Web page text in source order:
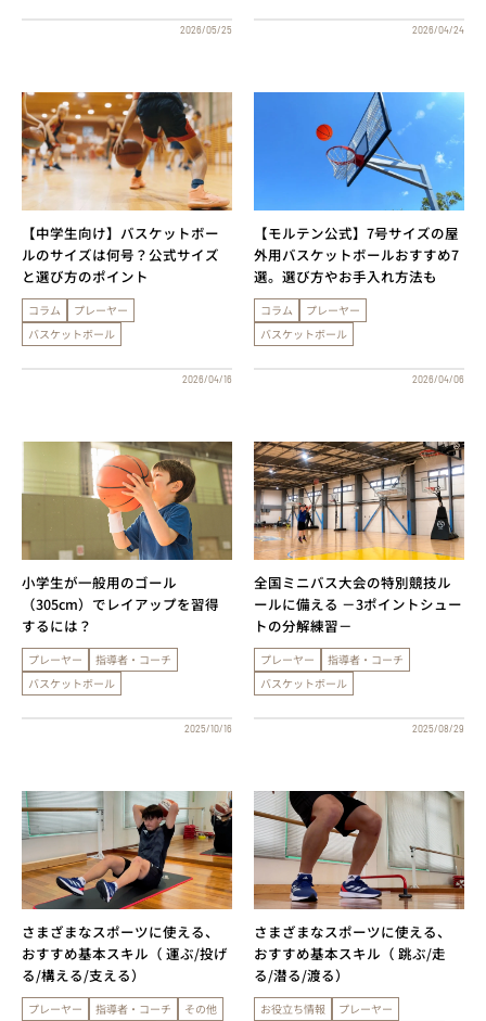
2026/05/25 2026/04/24
【中学生向け】バスケットボー
ルのサイズは何号？公式サイズ
と選び方のポイント
コラム
プレーヤー
バスケットボール
2026/04/16
【モルテン公式】7号サイズの屋
外用バスケットボールおすすめ7
選。選び方やお手入れ方法も
コラム
プレーヤー
バスケットボール
2026/04/06
小学生が一般用のゴール
（305cm）でレイアップを習得
するには？
プレーヤー
指導者・コーチ
バスケットボール
2025/10/16
全国ミニバス大会の特別競技ル
ールに備える －3ポイントシュー
トの分解練習－
プレーヤー
指導者・コーチ
バスケットボール
2025/08/29
さまざまなスポーツに使える、
おすすめ基本スキル（ 運ぶ/投げ
る/構える/支える）
プレーヤー 指導者・コーチ
その他
さまざまなスポーツに使える、
おすすめ基本スキル（ 跳ぶ/走
る/潜る/渡る）
お役立ち情報
プレーヤー